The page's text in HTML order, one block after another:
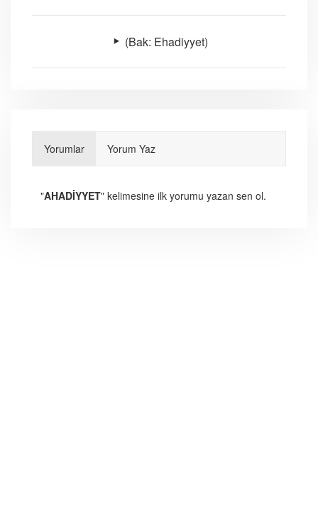
(Bak: Ehadiyyet)
Yorumlar Yorum Yaz
"AHADİYYET" kelimesine ilk yorumu yazan sen ol.